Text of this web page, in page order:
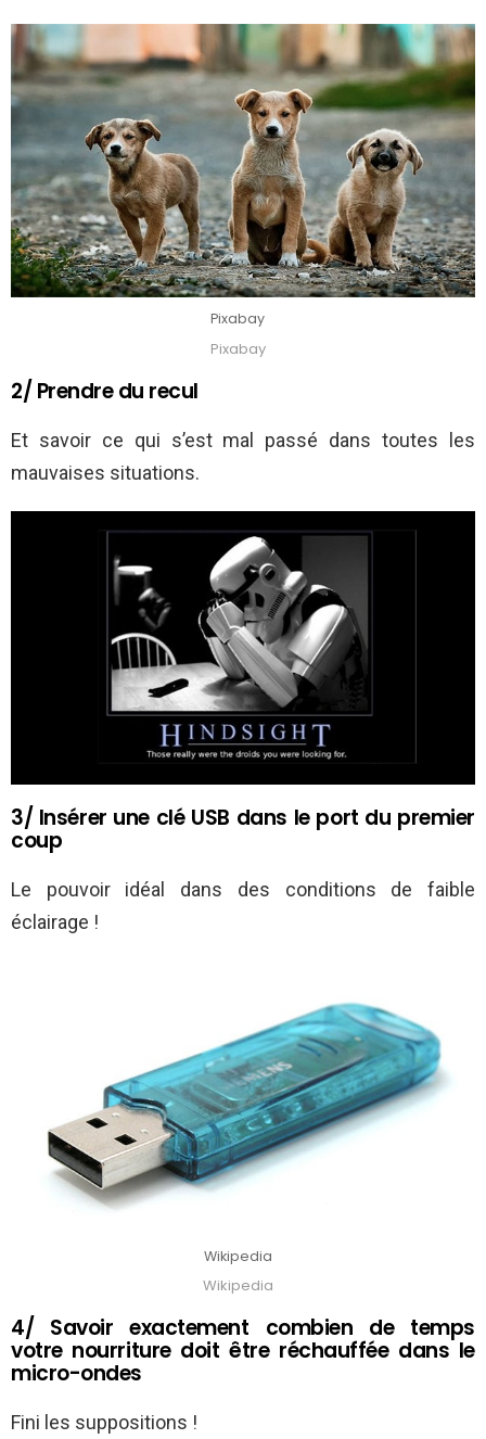
Pixabay
Pixabay
2/ Prendre du recul
Et savoir ce qui s’est mal passé dans toutes les
mauvaises situations.
3/ Insérer une clé USB dans le port du premier
coup
Le pouvoir idéal dans des conditions de faible
éclairage !
Wikipedia
Wikipedia
4/ Savoir exactement combien de temps
votre nourriture doit être réchauffée dans le
micro-ondes
Fini les suppositions !